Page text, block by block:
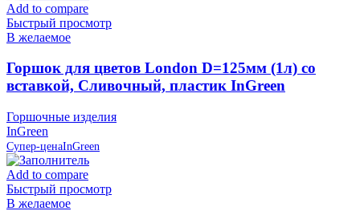
Add to compare
Быстрый просмотр
В желаемое
Горшок для цветов London D=125мм (1л) со
вставкой, Сливочный, пластик InGreen
Горшочные изделия
InGreen
Супер-ценаInGreen
Add to compare
Быстрый просмотр
В желаемое